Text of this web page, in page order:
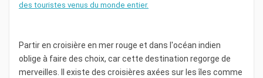
des touristes venus du monde entier.
Partir en croisière en mer rouge et dans l'océan indien
oblige à faire des choix, car cette destination regorge de
merveilles. Il existe des croisières axées sur les îles comme